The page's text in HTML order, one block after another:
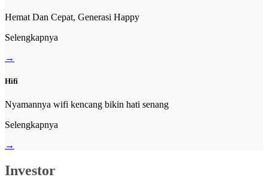
Hemat Dan Cepat, Generasi Happy
Selengkapnya
→
Hifi
Nyamannya wifi kencang bikin hati senang
Selengkapnya
→
Investor